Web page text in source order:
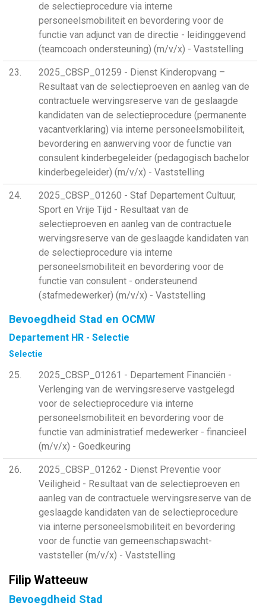
de selectieprocedure via interne
personeelsmobiliteit en bevordering voor de
functie van adjunct van de directie - leidinggevend
(teamcoach ondersteuning) (m/v/x) - Vaststelling
23
2025_CBSP_01259 - Dienst Kinderopvang –
Resultaat van de selectieproeven en aanleg van de
contractuele wervingsreserve van de geslaagde
kandidaten van de selectieprocedure (permanente
vacantverklaring) via interne personeelsmobiliteit,
bevordering en aanwerving voor de functie van
consulent kinderbegeleider (pedagogisch bachelor
kinderbegeleider) (m/v/x) - Vaststelling
24
2025_CBSP_01260 - Staf Departement Cultuur,
Sport en Vrije Tijd - Resultaat van de
selectieproeven en aanleg van de contractuele
wervingsreserve van de geslaagde kandidaten van
de selectieprocedure via interne
personeelsmobiliteit en bevordering voor de
functie van consulent - ondersteunend
(stafmedewerker) (m/v/x) - Vaststelling
Bevoegdheid Stad en OCMW
Departement HR - Selectie
Selectie
25
2025_CBSP_01261 - Departement Financiën -
Verlenging van de wervingsreserve vastgelegd
voor de selectieprocedure via interne
personeelsmobiliteit en bevordering voor de
functie van administratief medewerker - financieel
(m/v/x) - Goedkeuring
26
2025_CBSP_01262 - Dienst Preventie voor
Veiligheid - Resultaat van de selectieproeven en
aanleg van de contractuele wervingsreserve van de
geslaagde kandidaten van de selectieprocedure
via interne personeelsmobiliteit en bevordering
voor de functie van gemeenschapswacht-
vaststeller (m/v/x) - Vaststelling
Filip Watteeuw
Bevoegdheid Stad